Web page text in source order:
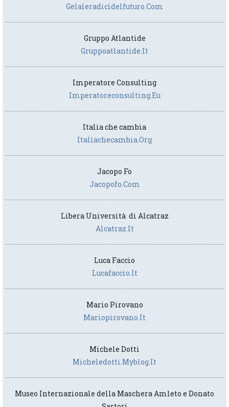
Gelaleradicidelfuturo.com
Gruppo Atlantide
Gruppoatlantide.it
Imperatore Consulting
Imperatoreconsulting.eu
Italia che cambia
Italiachecambia.org
Jacopo Fo
Jacopofo.com
Libera Università di Alcatraz
Alcatraz.it
Luca Faccio
Lucafaccio.it
Mario Pirovano
Mariopirovano.it
Michele Dotti
Micheledotti.myblog.it
Museo Internazionale della Maschera Amleto e Donato